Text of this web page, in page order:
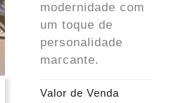
modernidade com
um toque de
personalidade
marcante.
Valor de Venda